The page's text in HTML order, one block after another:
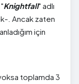
Knightfall" adlı
. Ancak zaten
için
toplamda 3